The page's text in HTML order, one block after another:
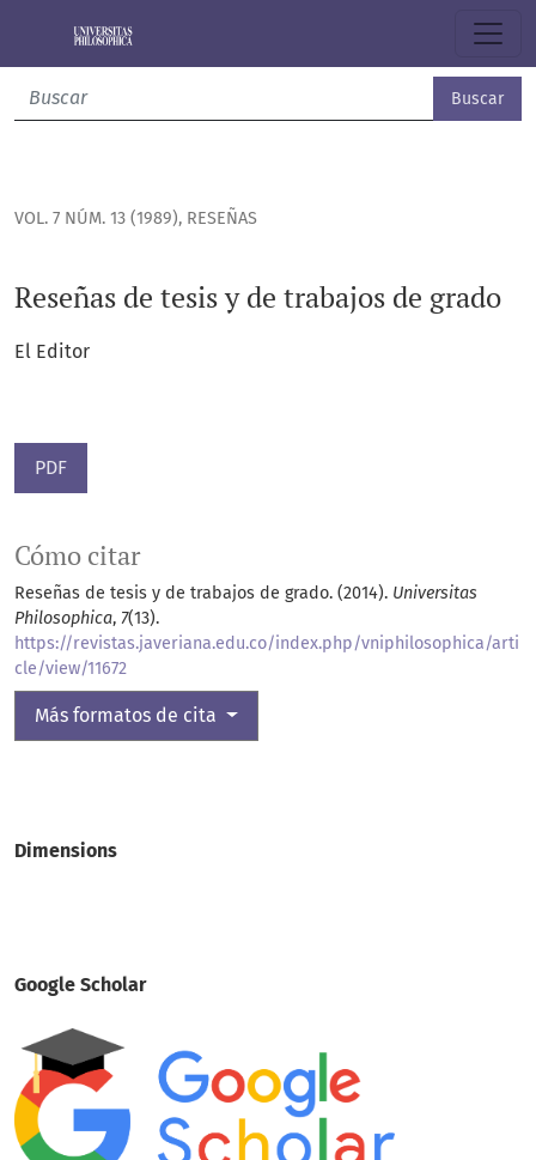
Buscar
VOL. 7 NÚM. 13 (1989), RESEÑAS
Reseñas de tesis y de trabajos de grado
El Editor
PDF
Cómo citar
Reseñas de tesis y de trabajos de grado. (2014). Universitas
Philosophica, 7(13).
https://revistas.javeriana.edu.co/index.php/vniphilosophica/arti
cle/view/11672
Más formatos de cita
Dimensions
Google Scholar